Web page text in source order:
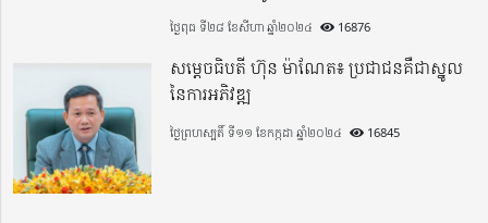
ថ្ងៃពុធ ទី២៨ ខែសីហា ឆ្នាំ២០២៤ 16876
សម្តេចធិបតី ហ៊ុន ម៉ាណែត៖ ប្រជាជនគឺជាស្នូល
នៃការអភិវឌ្ឍ
ថ្ងៃព្រហស្បតិ៍ ទី១១ ខែកក្កដា ឆ្នាំ២០២៤ 16845